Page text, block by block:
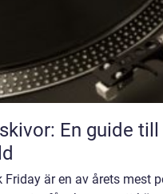
En guide
Friday är en av årets mest